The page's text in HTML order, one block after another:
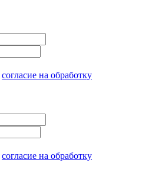
согласие на обработку
согласие на обработку